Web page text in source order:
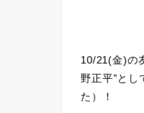
10/21(金)の
野正平”と
た）！